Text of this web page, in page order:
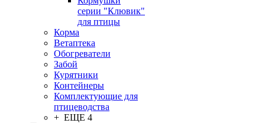
серии "Клювик"
для птицы
Корма
Ветаптека
Обогреватели
Забой
Курятники
Контейнеры
Комплектующие для
птицеводства
+ ЕЩЕ 4